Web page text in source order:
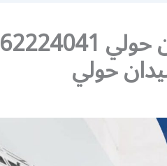
فني صيانة تكييف مركزي ميدان حولي 62224041
حولي